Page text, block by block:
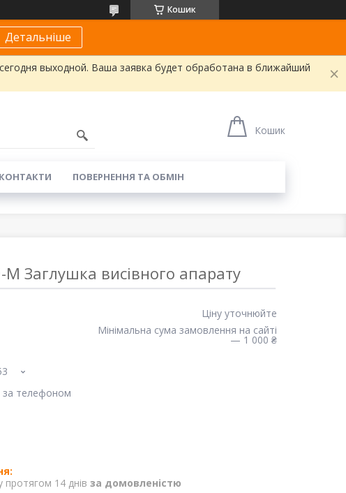
Кошик
Детальніше
выходной. Ваша заявка будет обработана в ближайший
Кошик
КОНТАКТИ ПОВЕРНЕННЯ ТА ОБМІН
M Заглушка висівного апарату
Ціну уточнюйте
Мінімальна сума замовлення на сайті
— 1 000 ₴
за телефоном
протягом 14 днів за домовленістю